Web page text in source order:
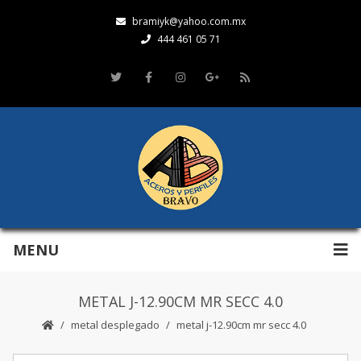
bramiyk@yahoo.com.mx
444 461 05 71
MENU
METAL J-12.90CM MR SECC 4.0
metal desplegado metal j-12.90cm mr secc 4.0